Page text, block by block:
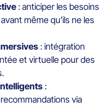
: anticiper les besoins
même qu’ils ne les
: intégration
et virtuelle pour des
:
via